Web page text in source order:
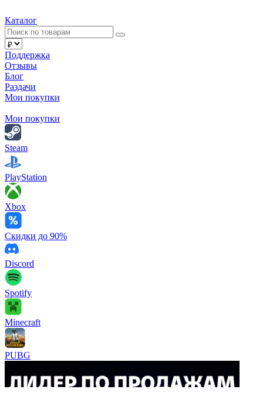
Каталог
Поддержка
Отзывы
Блог
Раздачи
Мои покупки
Мои покупки
Steam
PlayStation
Xbox
Скидки до 90%
Discord
Spotify
Minecraft
PUBG